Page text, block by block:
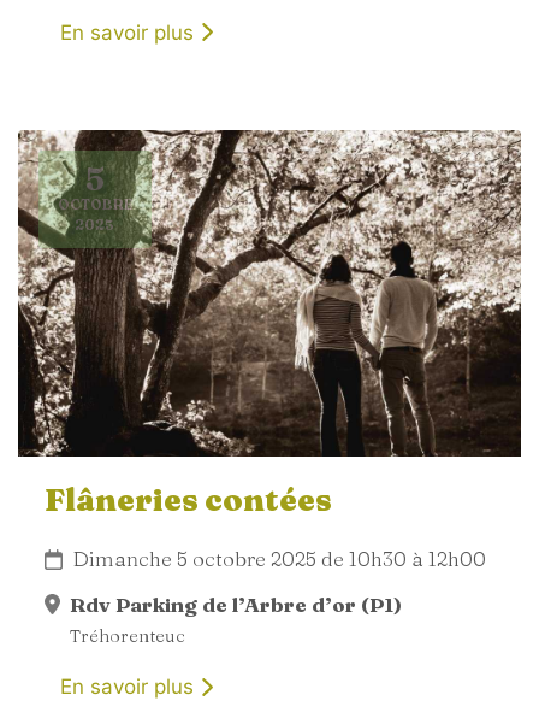
En savoir plus
5
OCTOBRE
2025
Flâneries contées
Dimanche 5 octobre 2025 de 10h30 à 12h00
Rdv Parking de l’Arbre d’or (P1)
Tréhorenteuc
En savoir plus